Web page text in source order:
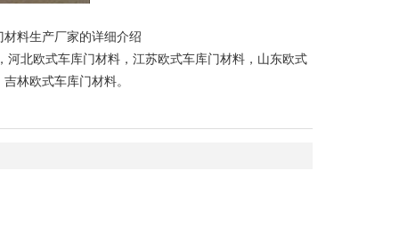
料生产厂家的详细介绍
河北欧式车库门材料 ， 江苏欧式车库门材料 ， 山东欧式
吉林欧式车库门材料。